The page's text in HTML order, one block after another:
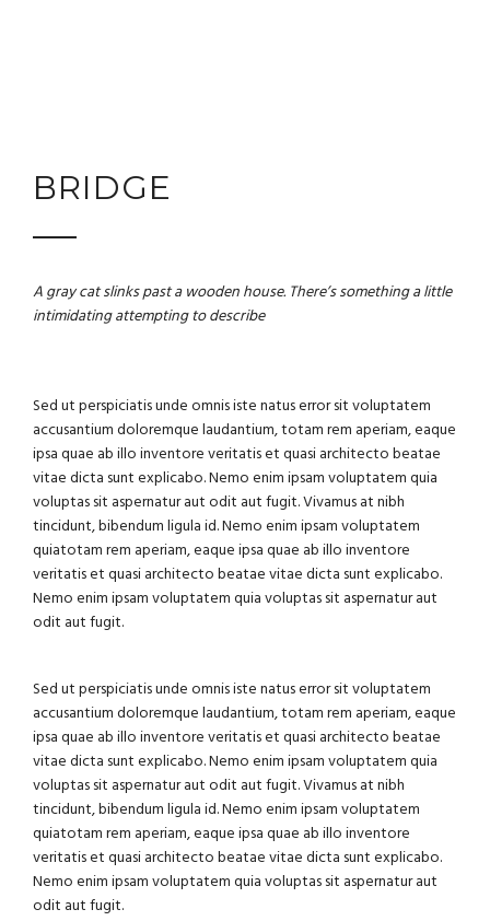
BRIDGE
A gray cat slinks past a wooden house. There’s something a little
intimidating attempting to describe
Sed ut perspiciatis unde omnis iste natus error sit voluptatem
accusantium doloremque laudantium, totam rem aperiam, eaque
ipsa quae ab illo inventore veritatis et quasi architecto beatae
vitae dicta sunt explicabo. Nemo enim ipsam voluptatem quia
voluptas sit aspernatur aut odit aut fugit. Vivamus at nibh
tincidunt, bibendum ligula id. Nemo enim ipsam voluptatem
quiatotam rem aperiam, eaque ipsa quae ab illo inventore
veritatis et quasi architecto beatae vitae dicta sunt explicabo.
Nemo enim ipsam voluptatem quia voluptas sit aspernatur aut
odit aut fugit.
Sed ut perspiciatis unde omnis iste natus error sit voluptatem
accusantium doloremque laudantium, totam rem aperiam, eaque
ipsa quae ab illo inventore veritatis et quasi architecto beatae
vitae dicta sunt explicabo. Nemo enim ipsam voluptatem quia
voluptas sit aspernatur aut odit aut fugit. Vivamus at nibh
tincidunt, bibendum ligula id. Nemo enim ipsam voluptatem
quiatotam rem aperiam, eaque ipsa quae ab illo inventore
veritatis et quasi architecto beatae vitae dicta sunt explicabo.
Nemo enim ipsam voluptatem quia voluptas sit aspernatur aut
odit aut fugit.